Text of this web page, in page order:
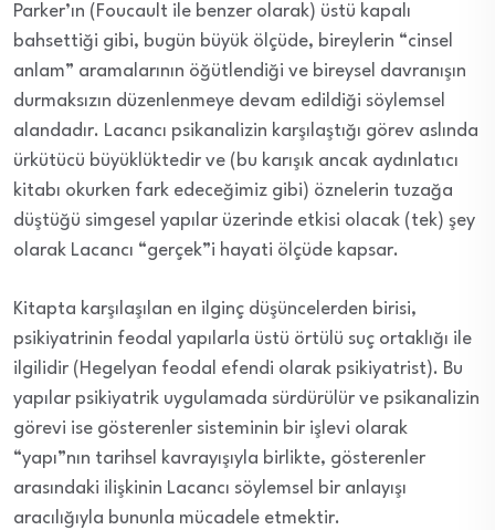
Parker’ın (Foucault ile benzer olarak) üstü kapalı
bahsettiği gibi, bugün büyük ölçüde, bireylerin “cinsel
anlam” aramalarının öğütlendiği ve bireysel davranışın
durmaksızın düzenlenmeye devam edildiği söylemsel
alandadır. Lacancı psikanalizin karşılaştığı görev aslında
ürkütücü büyüklüktedir ve (bu karışık ancak aydınlatıcı
kitabı okurken fark edeceğimiz gibi) öznelerin tuzağa
düştüğü simgesel yapılar üzerinde etkisi olacak (tek) şey
olarak Lacancı “gerçek”i hayati ölçüde kapsar.
Kitapta karşılaşılan en ilginç düşüncelerden birisi,
psikiyatrinin feodal yapılarla üstü örtülü suç ortaklığı ile
ilgilidir (Hegelyan feodal efendi olarak psikiyatrist). Bu
yapılar psikiyatrik uygulamada sürdürülür ve psikanalizin
görevi ise gösterenler sisteminin bir işlevi olarak
“yapı”nın tarihsel kavrayışıyla birlikte, gösterenler
arasındaki ilişkinin Lacancı söylemsel bir anlayışı
aracılığıyla bununla mücadele etmektir.